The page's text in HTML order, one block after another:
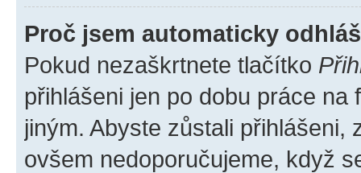
Proč jsem automaticky
Pokud nezaškrtnete tlačítko
přihlášeni jen po dobu práce
jiným. Abyste zůstali přihlášeni,
ovšem nedoporučujeme, když